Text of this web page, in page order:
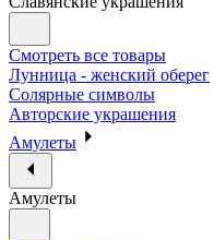
Смотреть все товары
Лунница - женский оберег
Солярные символы
Авторские украшения
Амулеты
Амулеты